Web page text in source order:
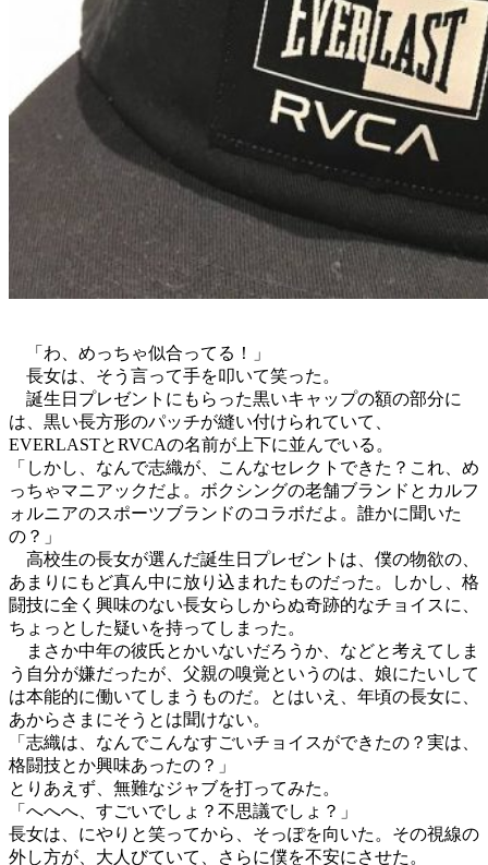
「わ、めっちゃ似合ってる！」
長女は、そう言って手を叩いて笑った。
誕生日プレゼントにもらった黒いキャップの額の部分に
は、黒い長方形のパッチが縫い付けられていて、
EVERLASTとRVCAの名前が上下に並んでいる。
「しかし、なんで志織が、こんなセレクトできた？これ、め
っちゃマニアックだよ。ボクシングの老舗ブランドとカルフ
ォルニアのスポーツブランドのコラボだよ。誰かに聞いた
の？」
高校生の長女が選んだ誕生日プレゼントは、僕の物欲の、
あまりにもど真ん中に放り込まれたものだった。しかし、格
闘技に全く興味のない長女らしからぬ奇跡的なチョイスに、
ちょっとした疑いを持ってしまった。
まさか中年の彼氏とかいないだろうか、などと考えてしま
う自分が嫌だったが、父親の嗅覚というのは、娘にたいして
は本能的に働いてしまうものだ。とはいえ、年頃の長女に、
あからさまにそうとは聞けない。
「志織は、なんでこんなすごいチョイスができたの？実は、
格闘技とか興味あったの？」
とりあえず、無難なジャブを打ってみた。
「へへへ、すごいでしょ？不思議でしょ？」
長女は、にやりと笑ってから、そっぽを向いた。その視線の
外し方が、大人びていて、さらに僕を不安にさせた。